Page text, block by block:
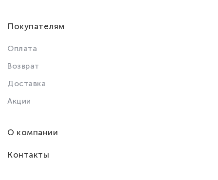
Покупателям
Оплата
Возврат
Доставка
Акции
О компании
Контакты